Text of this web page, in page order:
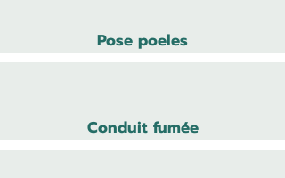
Pose poeles
Conduit fumée